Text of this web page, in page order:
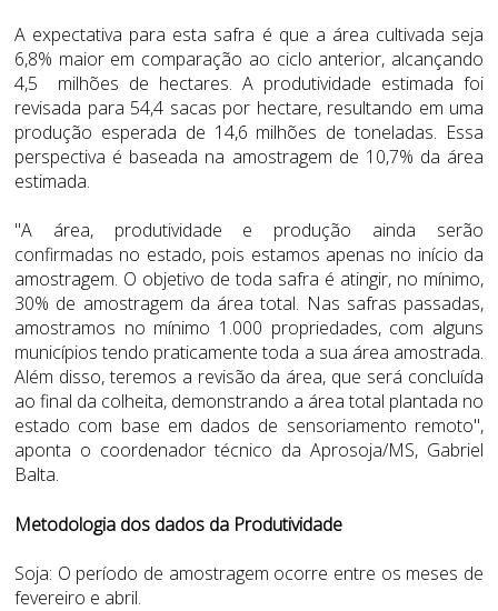
A expectativa para esta safra é que a área cultivada seja
6,8% maior em comparação ao ciclo anterior, alcançando
4,5 milhões de hectares. A produtividade estimada foi
revisada para 54,4 sacas por hectare, resultando em uma
produção esperada de 14,6 milhões de toneladas. Essa
perspectiva é baseada na amostragem de 10,7% da área
estimada.
"A área, produtividade e produção ainda serão
confirmadas no estado, pois estamos apenas no início da
amostragem. O objetivo de toda safra é atingir, no mínimo,
30% de amostragem da área total. Nas safras passadas,
amostramos no mínimo 1.000 propriedades, com alguns
municípios tendo praticamente toda a sua área amostrada.
Além disso, teremos a revisão da área, que será concluída
ao final da colheita, demonstrando a área total plantada no
estado com base em dados de sensoriamento remoto",
aponta o coordenador técnico da Aprosoja/MS, Gabriel
Balta.
Metodologia dos dados da Produtividade
Soja: O período de amostragem ocorre entre os meses de
fevereiro e abril.